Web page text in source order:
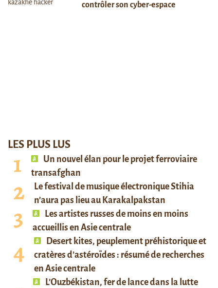
contrôler son cyber-espace
LES PLUS LUS
Un nouvel élan pour le projet ferroviaire
transafghan
Le festival de musique électronique Stihia
n’aura pas lieu au Karakalpakstan
Les artistes russes de moins en moins
accueillis en Asie centrale
Desert kites, peuplement préhistorique et
cratères d’astéroïdes : résumé de recherches
en Asie centrale
L’Ouzbékistan, fer de lance dans la lutte